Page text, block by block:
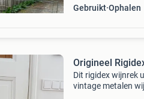
Gebruikt Ophalen
Origineel
Dit rigidex wijnrek
vintage metalen